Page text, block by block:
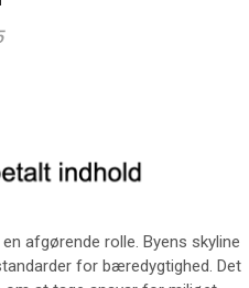
afgørende rolle. Byens skyline
for bæredygtighed. Det